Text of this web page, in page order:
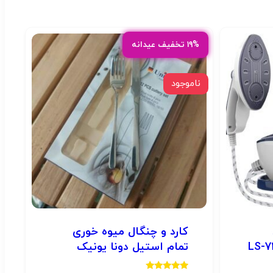
۱۹% تخفیف عیدانه
ناموجود
کارد و چنگال میوه خوری
تمام استیل دونا یونیک